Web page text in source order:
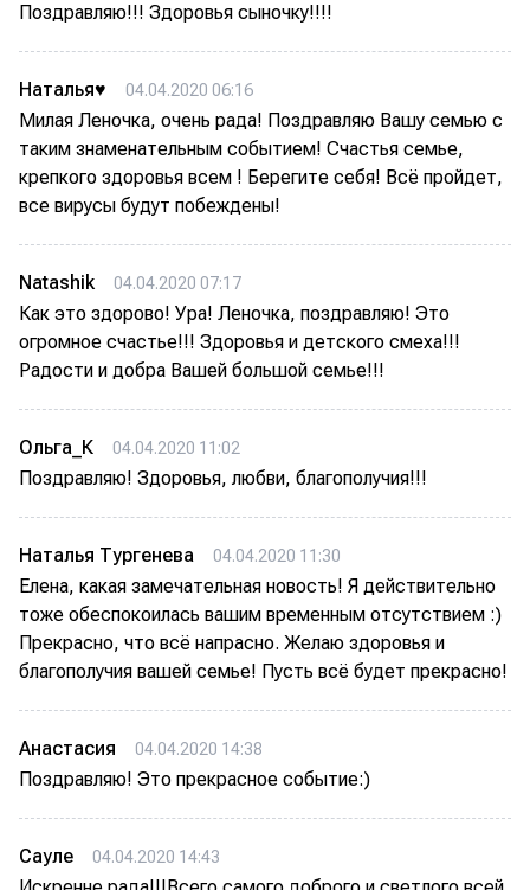
Поздравляю!!! Здоровья сыночку!!!!
Наталья♥ 04.04.2020 06:16
Милая Леночка, очень рада! Поздравляю Вашу семью с
таким знаменательным событием! Счастья семье,
крепкого здоровья всем ! Берегите себя! Всё пройдет,
все вирусы будут побеждены!
Natashik 04.04.2020 07:17
Как это здорово! Ура! Леночка, поздравляю! Это
огромное счастье!!! Здоровья и детского смеха!!!
Радости и добра Вашей большой семье!!!
Ольга_К 04.04.2020 11:02
Поздравляю! Здоровья, любви, благополучия!!!
Наталья Тургенева 04.04.2020 11:30
Елена, какая замечательная новость! Я действительно
тоже обеспокоилась вашим временным отсутствием :)
Прекрасно, что всё напрасно. Желаю здоровья и
благополучия вашей семье! Пусть всё будет прекрасно!
Анастасия 04.04.2020 14:38
Поздравляю! Это прекрасное событие:)
Сауле 04.04.2020 14:43